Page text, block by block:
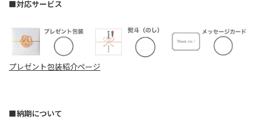
■対応サービス
プレゼント包装紹介ページ
■納期について